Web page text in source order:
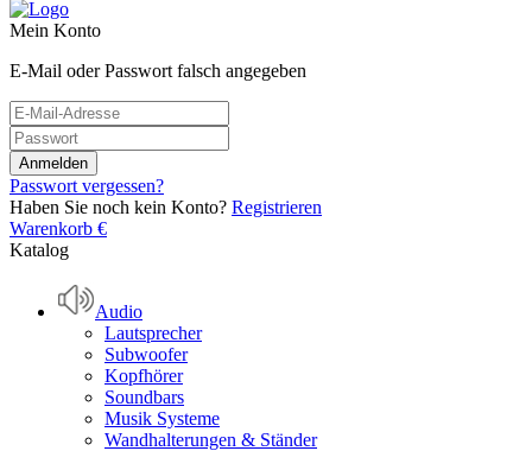
Mein Konto
E-Mail oder Passwort falsch angegeben
Passwort vergessen?
Haben Sie noch kein Konto? Registrieren
Warenkorb €
Katalog
Audio
Lautsprecher
Subwoofer
Kopfhörer
Soundbars
Musik Systeme
Wandhalterungen & Ständer